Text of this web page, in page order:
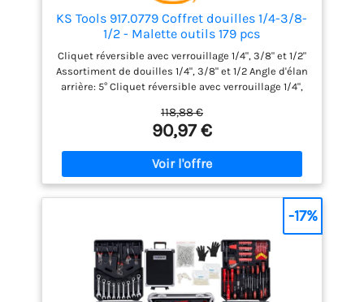
41.5*9.5*32.5cm. Poids: 5.16kg. Matériau de haute
qualité: Tous les outils inclus respectent ou
dépassent les normes de l'industrie. Remarque :
Lors du déballage, assurez-vous que le côté LOGO
est orienté vers le haut.
KS Tools 917.0779 Coffret douilles 1/4-3/8-
1/2 - Malette outils 179 pcs
Cliquet réversible avec verrouillage 1/4", 3/8" et 1/2"
Assortiment de douilles 1/4", 3/8" et 1/2 Angle d'élan
arrière: 5° Cliquet réversible avec verrouillage 1/4",
118,88 €
90,97 €
-17%